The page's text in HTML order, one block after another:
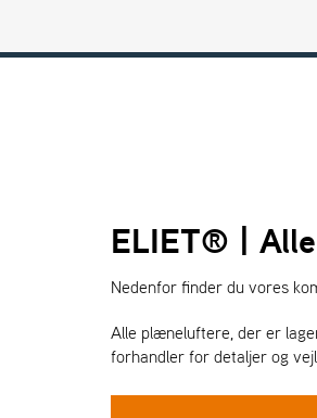
ELIET® |
Nedenfor finder du vores
Alle plæneluftere, der er
forhandler for detaljer og